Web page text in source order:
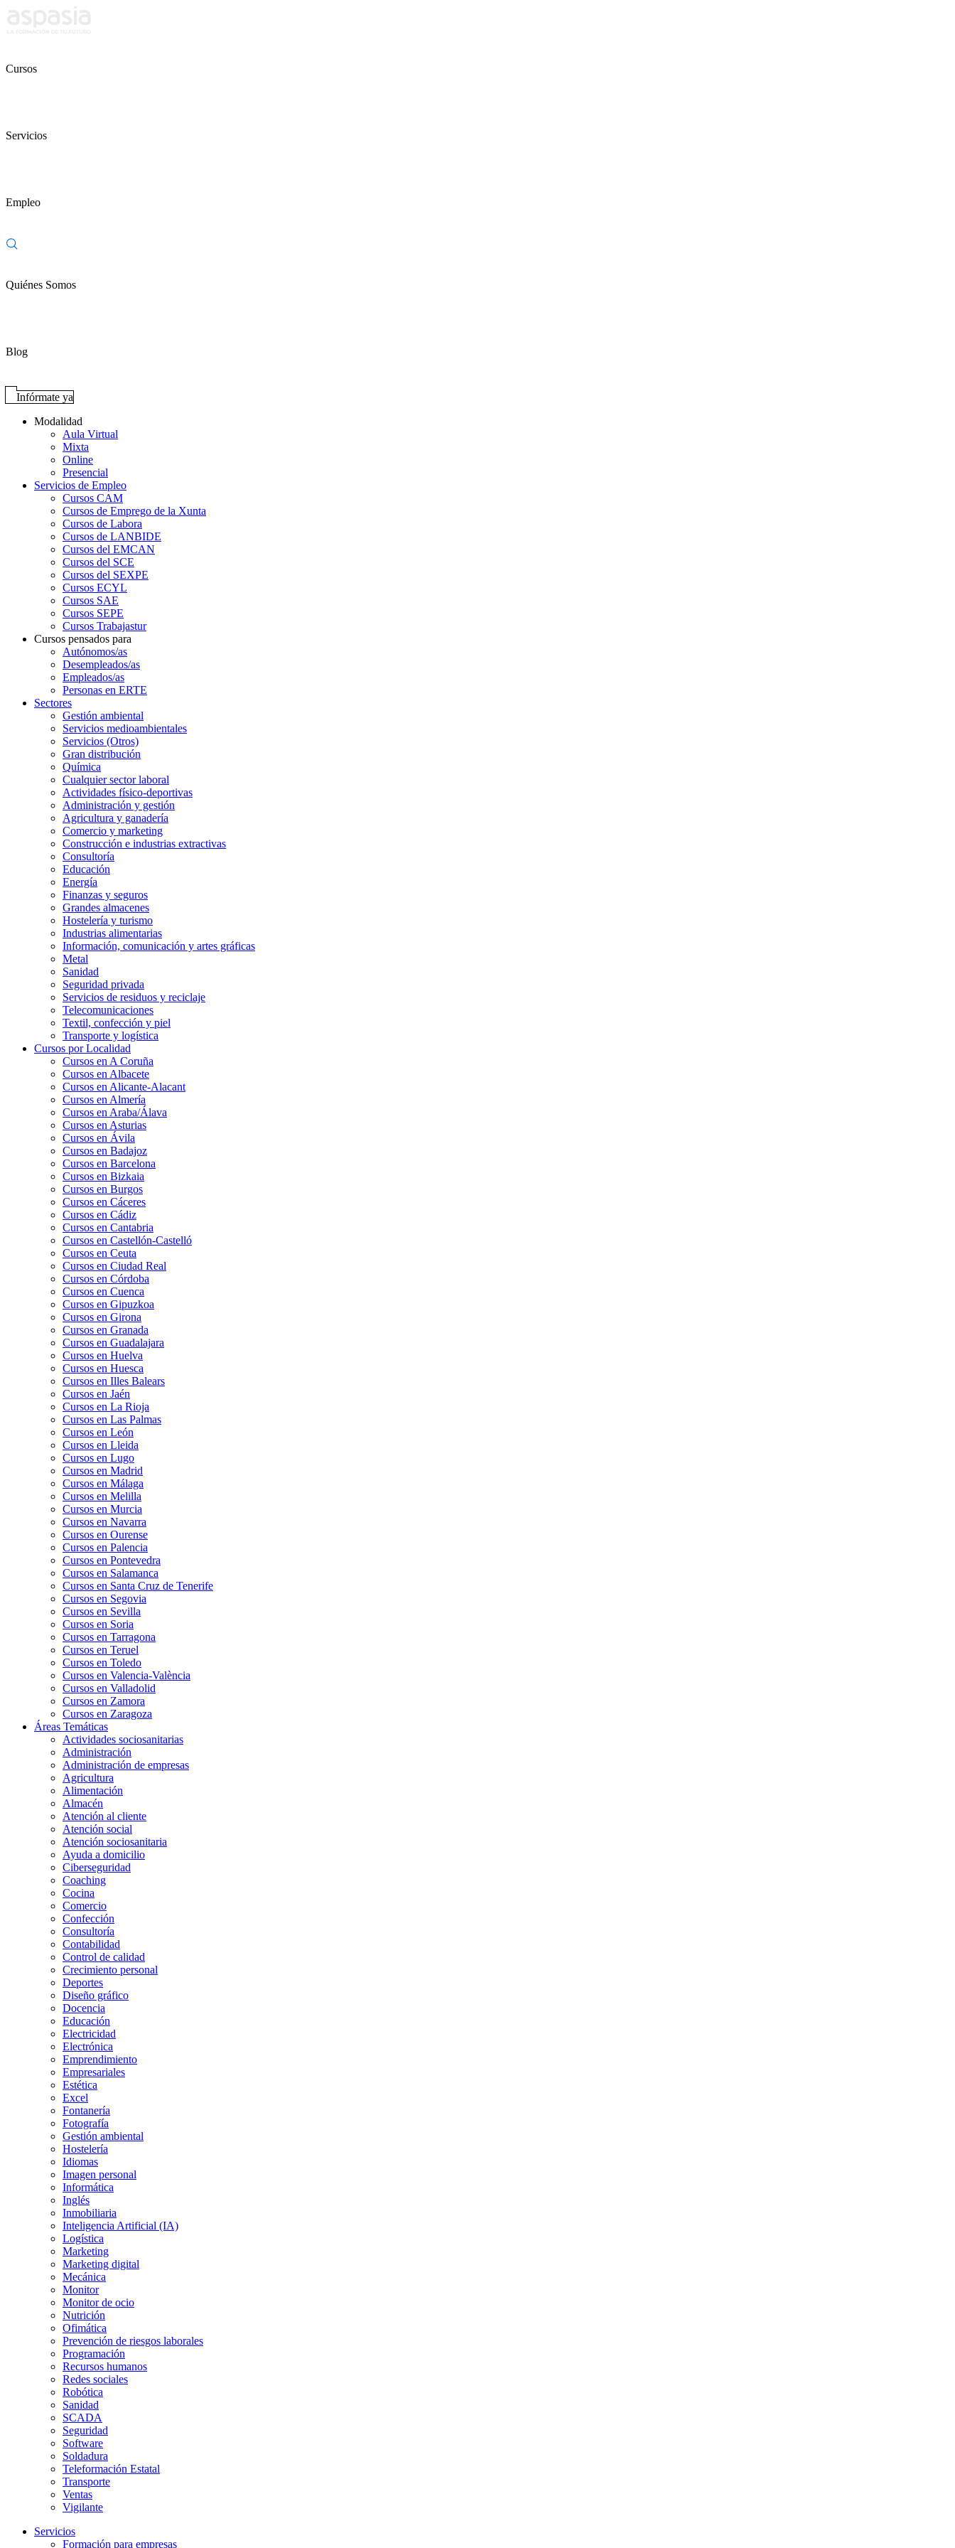
Cursos
Servicios
Empleo
Quiénes Somos
Blog
Infórmate ya
Modalidad
Aula Virtual
Mixta
Online
Presencial
Servicios de Empleo
Cursos CAM
Cursos de Emprego de la Xunta
Cursos de Labora
Cursos de LANBIDE
Cursos del EMCAN
Cursos del SCE
Cursos del SEXPE
Cursos ECYL
Cursos SAE
Cursos SEPE
Cursos Trabajastur
Cursos pensados para
Autónomos/as
Desempleados/as
Empleados/as
Personas en ERTE
Sectores
Gestión ambiental
Servicios medioambientales
Servicios (Otros)
Gran distribución
Química
Cualquier sector laboral
Actividades físico-deportivas
Administración y gestión
Agricultura y ganadería
Comercio y marketing
Construcción e industrias extractivas
Consultoría
Educación
Energía
Finanzas y seguros
Grandes almacenes
Hostelería y turismo
Industrias alimentarias
Información, comunicación y artes gráficas
Metal
Sanidad
Seguridad privada
Servicios de residuos y reciclaje
Telecomunicaciones
Textil, confección y piel
Transporte y logística
Cursos por Localidad
Cursos en A Coruña
Cursos en Albacete
Cursos en Alicante-Alacant
Cursos en Almería
Cursos en Araba/Álava
Cursos en Asturias
Cursos en Ávila
Cursos en Badajoz
Cursos en Barcelona
Cursos en Bizkaia
Cursos en Burgos
Cursos en Cáceres
Cursos en Cádiz
Cursos en Cantabria
Cursos en Castellón-Castelló
Cursos en Ceuta
Cursos en Ciudad Real
Cursos en Córdoba
Cursos en Cuenca
Cursos en Gipuzkoa
Cursos en Girona
Cursos en Granada
Cursos en Guadalajara
Cursos en Huelva
Cursos en Huesca
Cursos en Illes Balears
Cursos en Jaén
Cursos en La Rioja
Cursos en Las Palmas
Cursos en León
Cursos en Lleida
Cursos en Lugo
Cursos en Madrid
Cursos en Málaga
Cursos en Melilla
Cursos en Murcia
Cursos en Navarra
Cursos en Ourense
Cursos en Palencia
Cursos en Pontevedra
Cursos en Salamanca
Cursos en Santa Cruz de Tenerife
Cursos en Segovia
Cursos en Sevilla
Cursos en Soria
Cursos en Tarragona
Cursos en Teruel
Cursos en Toledo
Cursos en Valencia-València
Cursos en Valladolid
Cursos en Zamora
Cursos en Zaragoza
Áreas Temáticas
Actividades sociosanitarias
Administración
Administración de empresas
Agricultura
Alimentación
Almacén
Atención al cliente
Atención social
Atención sociosanitaria
Ayuda a domicilio
Ciberseguridad
Coaching
Cocina
Comercio
Confección
Consultoría
Contabilidad
Control de calidad
Crecimiento personal
Deportes
Diseño gráfico
Docencia
Educación
Electricidad
Electrónica
Emprendimiento
Empresariales
Estética
Excel
Fontanería
Fotografía
Gestión ambiental
Hostelería
Idiomas
Imagen personal
Informática
Inglés
Inmobiliaria
Inteligencia Artificial (IA)
Logística
Marketing
Marketing digital
Mecánica
Monitor
Monitor de ocio
Nutrición
Ofimática
Prevención de riesgos laborales
Programación
Recursos humanos
Redes sociales
Robótica
Sanidad
SCADA
Seguridad
Software
Soldadura
Teleformación Estatal
Transporte
Ventas
Vigilante
Servicios
Formación para empresas